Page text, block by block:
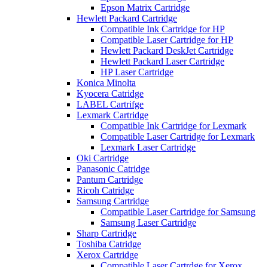
Epson Matrix Cartridge
Hewlett Packard Cartridge
Compatible Ink Cartridge for HP
Compatible Laser Cartridge for HP
Hewlett Packard DeskJet Cartridge
Hewlett Packard Laser Cartridge
HP Laser Cartridge
Konica Minolta
Kyocera Catridge
LABEL Cartrifge
Lexmark Cartridge
Compatible Ink Cartridge for Lexmark
Compatible Laser Cartridge for Lexmark
Lexmark Laser Cartridge
Oki Cartridge
Panasonic Catridge
Pantum Cartridge
Ricoh Catridge
Samsung Cartridge
Compatible Laser Cartridge for Samsung
Samsung Laser Cartridge
Sharp Cartridge
Toshiba Catridge
Xerox Cartridge